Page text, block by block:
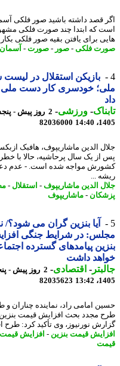
قصد داشته باشید صور فلکی آسمان
که ابتدا چند صورت فلکی مشهور را
برای یافتن بقیه صور فلکی بکار
فلکی-صور -صورت- آسمان-
بازیکن استقلال در لیست
خودسری کار دست ملی
-ورزشی-
82036000
الدین ماشاریپوف، هافبک
یک سال پرحاشیه، حالا با خطر
مواجه شده است. - عدم دعوت
...
الدین ماشاریپوف-استقلال-
-ماشاریپوف
آیا بنزین گران می شود؟/
در شرایط جنگی افزایش
پیامدهای گسترده اجتماعی
داشت
-اقتصادی-
82035623
امامی راد، نماینده چناران و
مجدد بحث افزایش قیمت بنزین و
نورنیوز، وی تأکید کرد: طرح
قیمت بنزین- افزایش قیمت-